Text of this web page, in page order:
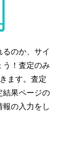
のか、サイ
う！査定のみ
ます。査定
結果ページの
報の入力をし